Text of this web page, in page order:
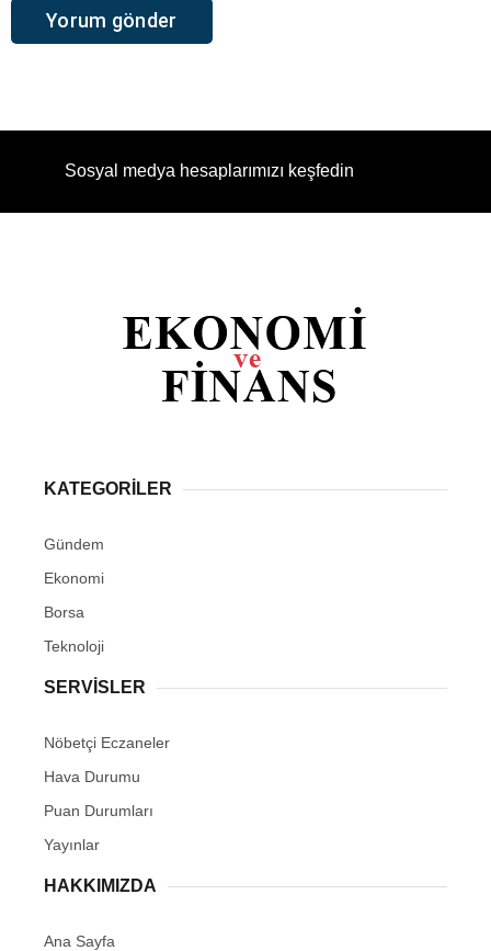
Sosyal medya hesaplarımızı keşfedin
KATEGORİLER
Gündem
Ekonomi
Borsa
Teknoloji
SERVİSLER
Nöbetçi Eczaneler
Hava Durumu
Puan Durumları
Yayınlar
HAKKIMIZDA
Ana Sayfa